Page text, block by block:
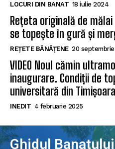
LOCURI DIN BANAT 18 iulie 2024
Rețeta originală de
se topește în gură și
REȚETE BĂNĂȚENE 20
VIDEO Noul cămin
inaugurare. Condiții de
universitară din Timișoara
INEDIT 4 februarie 2025
Ghidul Banatului